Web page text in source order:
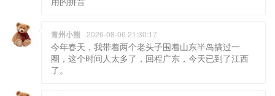
青州小熊 2026-08-06 21:30:17
今年春天，我带着两个老头子围着山东半岛搞过一
圈，这个时间人太多了，回程广东，今天已到了江西
了。